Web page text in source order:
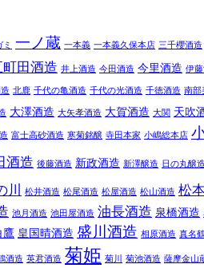
ミ 一ノ蔵 一本義 一本義久保本店 三千櫻酒造
町田酒造 井上酒造 今田酒造 今里酒造 伊
北鹿 千代の亀酒造 千代の光酒造 千徳酒造 南部
大澤酒造 大矢孝酒造 大賀酒造 大関 天吹
富士高砂酒造 寒菊銘醸 寺田本家 小嶋総本店
酒造 後藤酒造 新政酒造 新澤醸造 日の丸醸造
川 松井酒造 松尾酒造 松屋酒造 松山酒造 松
池月酒造 池田屋酒造 油長酒造 泉橋酒造
鷹 皇国晴酒造 盛川酒造 相原酒造 真名
酒造 英君酒造 菊姫 菊川 菊池酒造 薩摩金山